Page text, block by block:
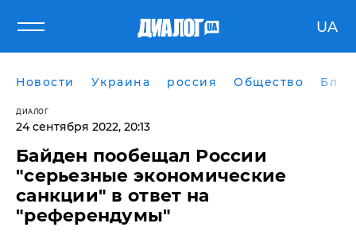
UA
Новости Украина россия Общество
ДИАЛОГ
24 сентября 2022, 20:13
Байден пообещал России
"серьезные экономические
санкции" в ответ на
"референдумы"